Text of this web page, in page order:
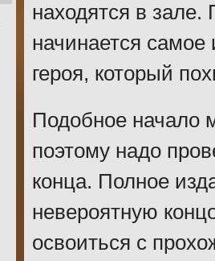
находятся в зале.
начинается самое
героя, который
Подобное начало
поэтому надо
конца. Полное
невероятную
освоиться с